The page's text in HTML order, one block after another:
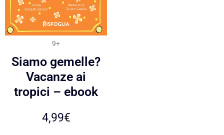
9+
Siamo gemelle?
Vacanze ai
tropici – ebook
4,99€